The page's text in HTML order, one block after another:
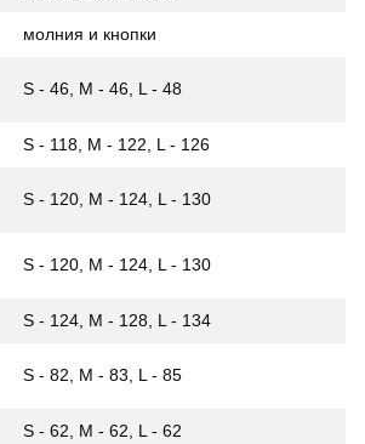
молния и кнопки
S - 46, M - 46, L - 48
S - 118, M - 122, L - 126
S - 120, M - 124, L - 130
S - 120, M - 124, L - 130
S - 124, M - 128, L - 134
S - 82, M - 83, L - 85
S - 62, M - 62, L - 62